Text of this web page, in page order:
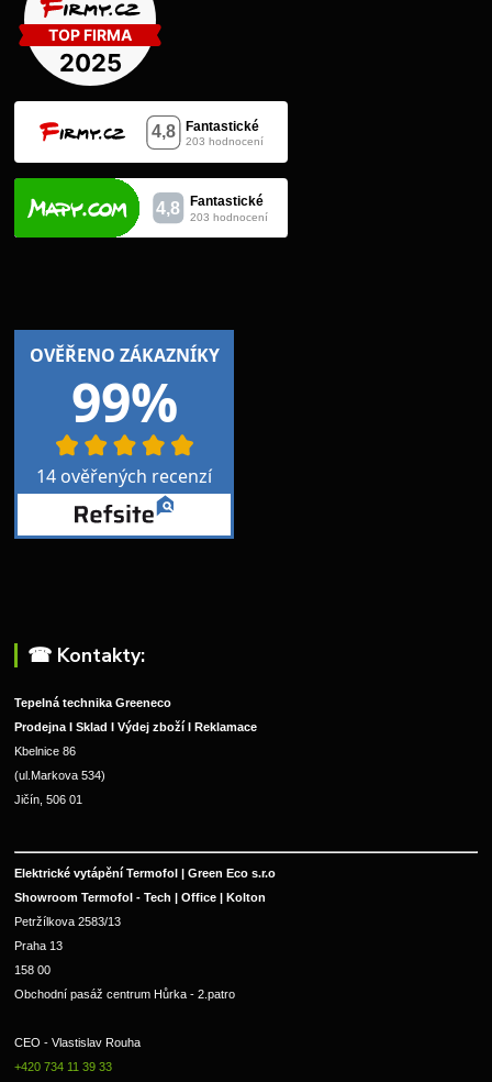
☎︎ Kontakty:
Tepelná technika Greeneco
Prodejna I Sklad I Výdej zboží I Reklamace
Kbelnice 86
(ul.Markova 534)
Jičín, 506 01
Elektrické vytápění Termofol | Green Eco s.r.o
Showroom Termofol - Tech | Office | Kolton
Petržílkova 2583/13
Praha 13
158 00
Obchodní pasáž centrum Hůrka - 2.patro
CEO - Vlastislav Rouha
+420 734 11 39 33